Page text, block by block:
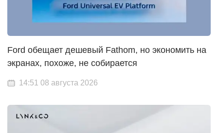
Ford обещает дешевый Fathom, но экономить на
экранах, похоже, не собирается
14:51 08 августа 2026